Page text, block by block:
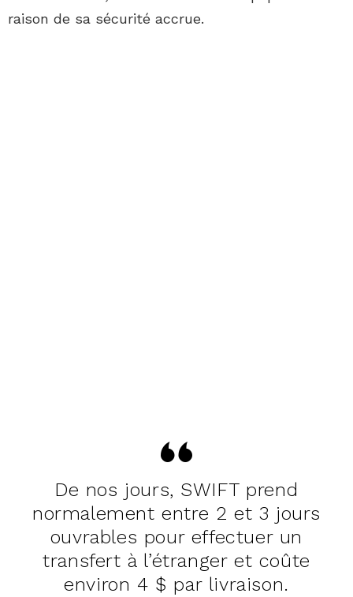
raison de sa sécurité accrue.
De nos jours, SWIFT prend
normalement entre 2 et 3 jours
ouvrables pour effectuer un
transfert à l’étranger et coûte
environ 4 $ par livraison.